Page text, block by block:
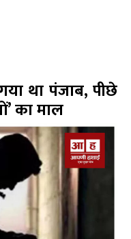
था पंजाब, पीछे
का माल